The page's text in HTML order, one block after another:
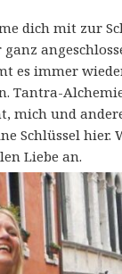
dich mit zur
es immer
Tantra-
mich und
Schlüssel hier.
Liebe an.